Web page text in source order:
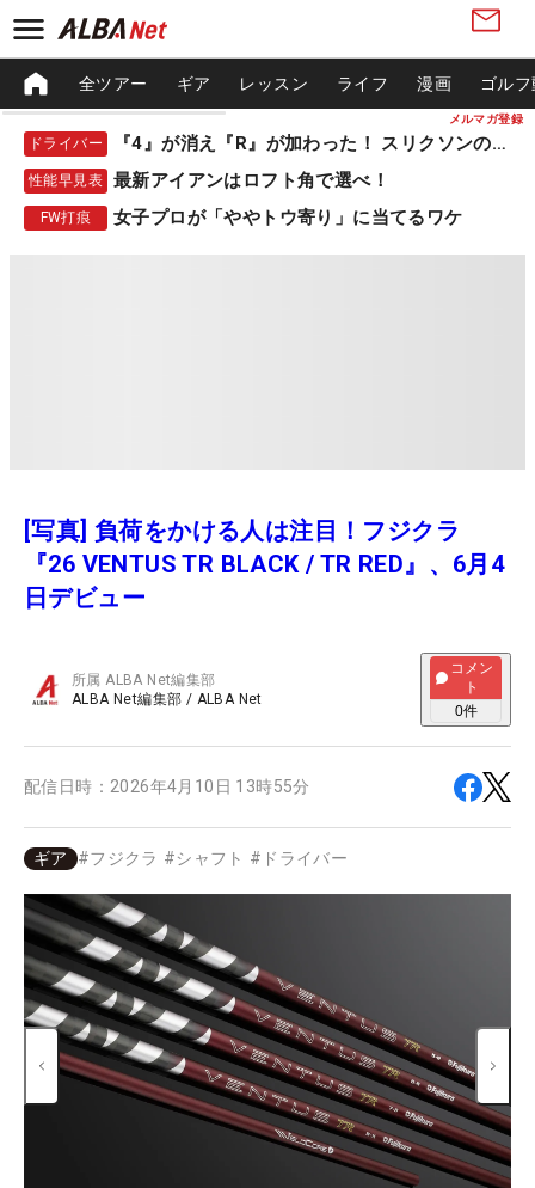
メルマガ登録
全ツアー ギア レッスン ライフ 漫画 ゴル
ドライバー 『4』が消え『R』が加わった！ スリクソンの新作
性能早見表 最新アイアンはロフト角で選べ！
FW打痕 女子プロが「ややトウ寄り」に当てるワケ
[写真] 負荷をかける人は注目！フジクラ
『26 VENTUS TR BLACK / TR RED』、6月4
日デビュー
所属ALBA Net編集部
ALBA Net編集部 / ALBA Net
コメン
ト
0件
配信日時： 2026年4月10日 13時55分
ギア #フジクラ #シャフト # ドライバー